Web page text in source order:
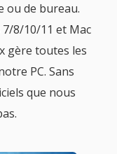
ou de bureau.
7/8/10/11 et Mac
gère toutes les
PC. Sans
que nous